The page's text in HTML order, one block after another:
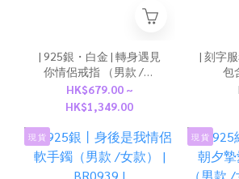
| 925銀・白金 | 轉身遇見
你情侶戒指 （男款 /女
款） | RI0833 |
HK$679.00 ~
HK$1,349.00
| 刻字
包
現 貨 現 貨